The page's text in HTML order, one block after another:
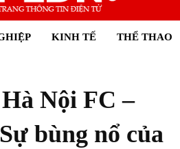
KINH TẾ THỂ THAO
Nội FC –
bùng nổ của